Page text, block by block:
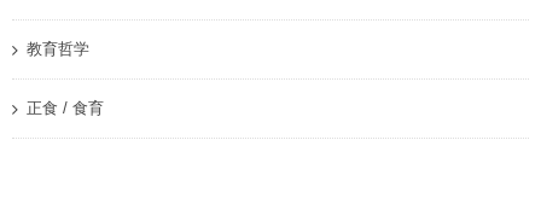
教育哲学
正食 / 食育